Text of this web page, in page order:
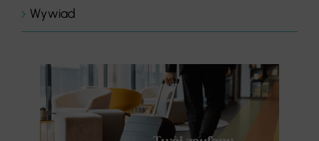
Wywiad